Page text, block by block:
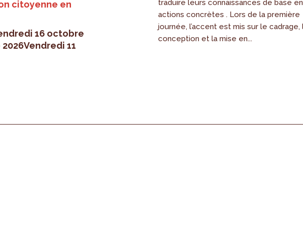
citoyenne en
16 octobre
Vendredi 11
traduire leurs connaissances de base en
actions concrètes . Lors de la première
journée, l’accent est mis sur le cadrage,
conception et la mise en...